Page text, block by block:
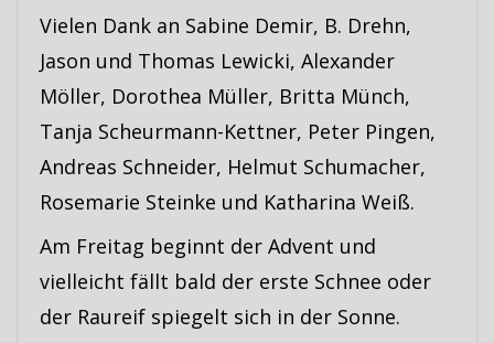
Vielen Dank an Sabine Demir, B. Drehn,
Jason und Thomas Lewicki, Alexander
Möller, Dorothea Müller, Britta Münch,
Tanja Scheurmann-Kettner, Peter Pingen,
Andreas Schneider, Helmut Schumacher,
Rosemarie Steinke und Katharina Weiß.
Am Freitag beginnt der Advent und
vielleicht fällt bald der erste Schnee oder
der Raureif spiegelt sich in der Sonne.